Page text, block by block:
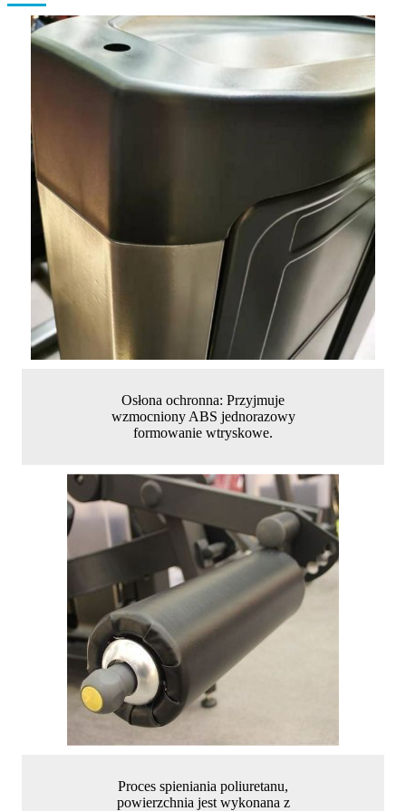
Osłona ochronna: Przyjmuje
wzmocniony ABS jednorazowy
formowanie wtryskowe.
Proces spieniania poliuretanu,
powierzchnia jest wykonana z